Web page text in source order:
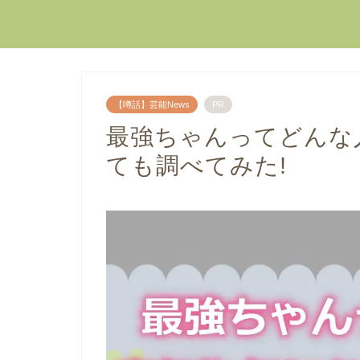
【噂話】芸能News PR
最強ちゃんってどん
ても調べてみた!